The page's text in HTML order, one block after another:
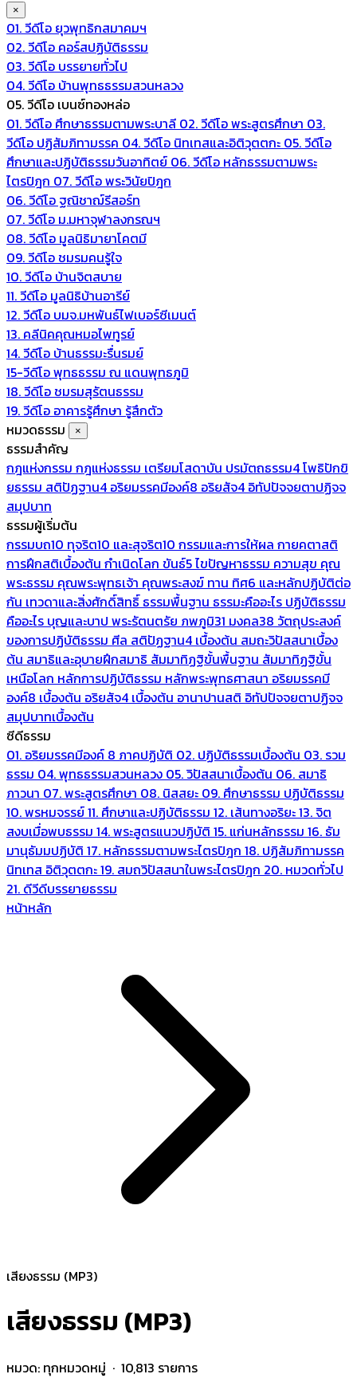
×
01. วีดีโอ ยุวพุทธิกสมาคมฯ
02. วีดีโอ คอร์สปฏิบัติธรรม
03. วีดีโอ บรรยายทั่วไป
04. วีดีโอ บ้านพุทธธรรมสวนหลวง
05. วีดีโอ เบนซ์ทองหล่อ
01. วีดีโอ ศึกษาธรรมตามพระบาลี 02. วีดีโอ พระสูตรศึกษา 03.
วีดีโอ ปฏิสัมภิทามรรค 04. วีดีโอ นิทเทสและอิติวุตตกะ 05. วีดีโอ
ศึกษาและปฏิบัติธรรมวันอาทิตย์ 06. วีดีโอ หลักธรรมตามพระ
ไตรปิฎก 07. วีดีโอ พระวินัยปิฎก
06. วีดีโอ ฐณิชาฌ์รีสอร์ท
07. วีดีโอ ม.มหาจุฬาลงกรณฯ
08. วีดีโอ มูลนิธิมายาโคตมี
09. วีดีโอ ชมรมคนรู้ใจ
10. วีดีโอ บ้านจิตสบาย
11. วีดีโอ มูลนิธิบ้านอารีย์
12. วีดีโอ บมจ.มหพันธ์ไฟเบอร์ซีเมนต์
13. คลีนิคคุณหมอไพทูรย์
14. วีดีโอ บ้านธรรมะรื่นรมย์
15-วีดีโอ พุทธธรรม ณ แดนพุทธภูมิ
18. วีดีโอ ชมรมสุรัตนธรรม
19. วีดีโอ อาคารรู้ศึกษา รู้สึกตัว
หมวดธรรม
×
ธรรมสำคัญ
กฎแห่งกรรม กฎแห่งธรรม เตรียมโสดาบัน ปรมัตถธรรม4โพธิปักขิ
ยธรรม สติปัฏฐาน4 อริยมรรคมีองค์8 อริยสัจ4 อิทัปปัจจยตาปฏิจจ
สมุปบาท
ธรรมผู้เริ่มต้น
กรรมบถ10 ทุจริต10 และสุจริต10 กรรมและการให้ผล กายคตาสติ
การฝึกสติเบื้องต้น กำเนิดโลก ขันธ์5ไขปัญหาธรรม ความสุข คุณ
พระธรรม คุณพระพุทธเจ้า คุณพระสงฆ์ ทาน ทิศ6 และหลักปฏิบัติต่อ
กัน เทวดาและสิ่งศักดิ์สิทธิ์ธรรมพื้นฐาน ธรรมะคืออะไร ปฏิบัติธรรม
คืออะไร บุญและบาป พระรัตนตรัย ภพภูมิ31 มงคล38 วัตถุประสงค์
ของการปฏิบัติธรรม ศีล สติปัฏฐาน4 เบื้องต้น สมถะวิปัสสนาเบื้อง
ต้น สมาธิและอุบายฝึกสมาธิ สัมมาทิฏฐิขั้นพื้นฐาน สัมมาทิฏฐิขั้น
เหนือโลก หลักการปฏิบัติธรรม หลักพระพุทธศาสนา อริยมรรคมี
องค์8 เบื้องต้น อริยสัจ4 เบื้องต้น อานาปานสติ อิทัปปัจจยตาปฏิจจ
สมุปบาทเบื้องต้น
ซีดีธรรม
01. อริยมรรคมีองค์ 8 ภาคปฏิบัติ 02. ปฏิบัติธรรมเบื้องต้น 03. รวม
ธรรม 04. พุทธธรรมสวนหลวง 05. วิปัสสนาเบื้องต้น 06. สมาธิ
ภาวนา 07. พระสูตรศึกษา 08. นิสสยะ 09. ศึกษาธรรม ปฏิบัติธรรม
10. พรหมจรรย์11. ศึกษาและปฏิบัติธรรม 12. เส้นทางอริยะ13. จิต
สงบเมื่อพบธรรม 14. พระสูตรแนวปฏิบัติ 15. แก่นหลักธรรม 16. ธัม
มานุธัมมปฏิบัติ 17. หลักธรรมตามพระไตรปิฎก 18. ปฏิสัมภิทามรรค
นิทเทส อิติวุตตกะ19. สมถวิปัสสนาในพระไตรปิฎก 20. หมวดทั่วไป
21. ดีวีดีบรรยายธรรม
หน้าหลัก
เสียงธรรม (MP3)
เสียงธรรม (MP3)
หมวด: ทุกหมวดหมู่ · 10,813 รายการ